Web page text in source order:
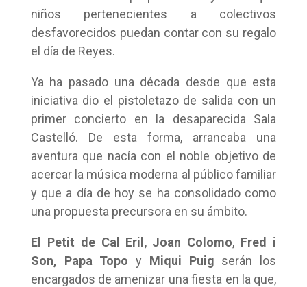
niños pertenecientes a colectivos
desfavorecidos puedan contar con su regalo
el día de Reyes.
Ya ha pasado una década desde que esta
iniciativa dio el pistoletazo de salida con un
primer concierto en la desaparecida Sala
Castelló. De esta forma, arrancaba una
aventura que nacía con el noble objetivo de
acercar la música moderna al público familiar
y que a día de hoy se ha consolidado como
una propuesta precursora en su ámbito.
El Petit de Cal Eril , Joan Colomo, Fred i
Son, Papa Topo y Miqui Puig serán los
encargados de amenizar una fiesta en la que,